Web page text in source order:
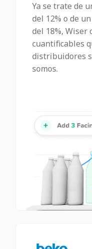
Ya se trate de
del 12% o de
del 18%, Wiser
cuantificables
distribuidores
somos.